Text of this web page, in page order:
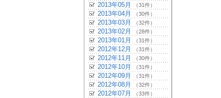
2013年05月 （31件）
2013年04月 （30件）
2013年03月 （32件）
2013年02月 （28件）
2013年01月 （31件）
2012年12月 （31件）
2012年11月 （30件）
2012年10月 （31件）
2012年09月 （31件）
2012年08月 （32件）
2012年07月 （33件）